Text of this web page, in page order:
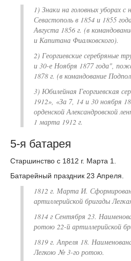
1) Знаки на головных уборах с
Севастополь в 1854 и 1855
Августа 1856 г. (в
и Капитана Фиалковского).
2) Георгиевские серебряные
и 30-е Ноября 1877 года",
1878 г. (в командование
3) Юбилейная Георгиевская
1912», «За 7, 14 и 30 ноября
орденской Александровской
1 марта 1912 г.
5-я батарея
Старшинство с 1812 г. Марта 1.
Батарейный праздник 23 Апреля.
1812 г. Марта И.
артиллерийской бригады
1814 г Сентября 23.
ротою 22-й артиллерийской
1819 г. Апреля 18.
Легкою № 3-го ротою.